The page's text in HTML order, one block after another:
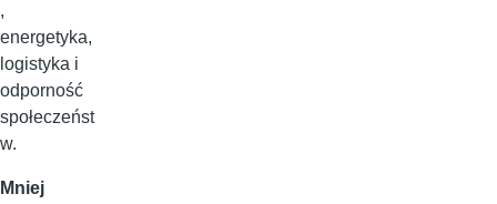
,
energetyka,
logistyka i
odporność
społeczeńst
w.
Mniej